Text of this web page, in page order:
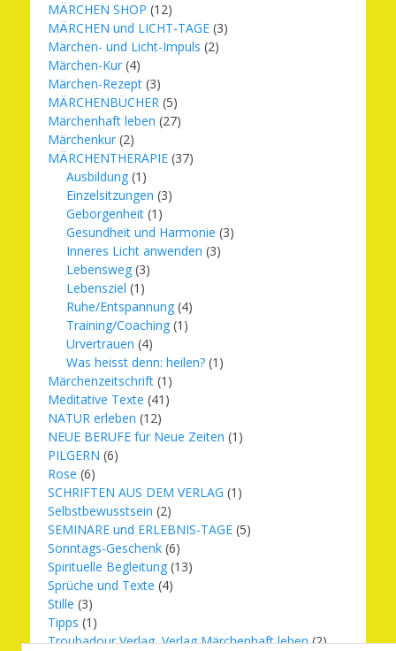
MÄRCHEN SHOP (12)
MÄRCHEN und LICHT-TAGE (3)
Märchen- und Licht-Impuls (2)
Märchen-Kur (4)
Märchen-Rezept (3)
MÄRCHENBÜCHER (5)
Märchenhaft leben (27)
Märchenkur (2)
MÄRCHENTHERAPIE (37)
Ausbildung (1)
Einzelsitzungen (3)
Geborgenheit (1)
Gesundheit und Harmonie (3)
Inneres Licht anwenden (3)
Lebensweg (3)
Lebensziel (1)
Ruhe/Entspannung (4)
Training/Coaching (1)
Urvertrauen (4)
Was heisst denn: heilen? (1)
Märchenzeitschrift (1)
Meditative Texte (41)
NATUR erleben (12)
NEUE BERUFE für Neue Zeiten (1)
PILGERN (6)
Rose (6)
SCHRIFTEN AUS DEM VERLAG (1)
Selbstbewusstsein (2)
SEMINARE und ERLEBNIS-TAGE (5)
Sonntags-Geschenk (6)
Spirituelle Begleitung (13)
Sprüche und Texte (4)
Stille (3)
Tipps (1)
Troubadour Verlag, Verlag Märchenhaft leben(2)